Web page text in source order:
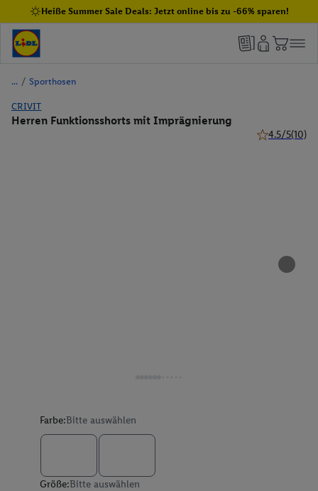
Heiße Summer Sale Deals: Jetzt online bis zu -66% sparen!
/ Sporthosen
CRIVIT
Herren Funktionsshorts mit Imprägnierung
4.5/5(10)
Farbe:Bitte auswählen
Größe:Bitte auswählen